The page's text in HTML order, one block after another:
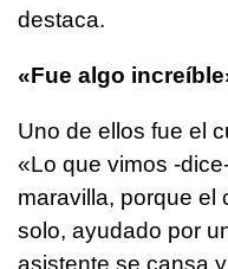
destaca.
«Fue algo
Uno de ellos fue el
«Lo que vimos -
maravilla, porque el
solo, ayudado por
asistente se cansa